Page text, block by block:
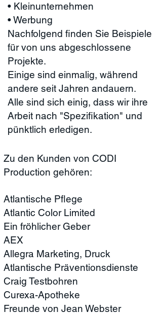
• Kleinunternehmen
• Werbung
Nachfolgend finden Sie Beispiele
für von uns abgeschlossene
Projekte.
Einige sind einmalig, während
andere seit Jahren andauern.
Alle sind sich einig, dass wir ihre
Arbeit nach "Spezifikation" und
pünktlich erledigen.
Zu den Kunden von CODI
Production gehören:
Atlantische Pflege
Atlantic Color Limited
Ein fröhlicher Geber
AEX
Allegra Marketing, Druck
Atlantische Präventionsdienste
Craig Testbohren
Curexa-Apotheke
Freunde von Jean Webster